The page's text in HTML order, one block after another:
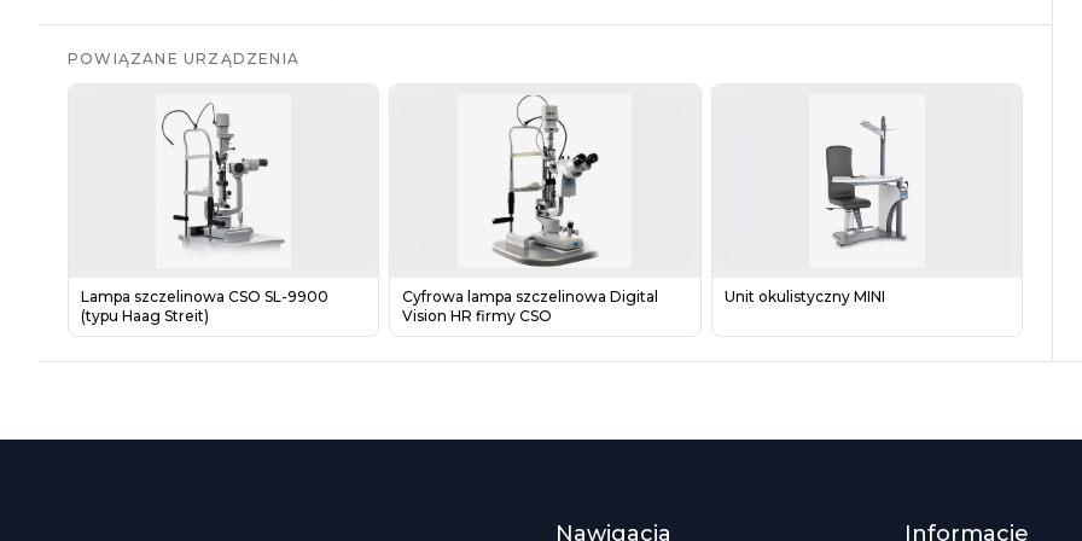
POWIĄZANE URZĄDZENIA
Lampa szczelinowa CSO SL-9900
(typu Haag Streit)
Cyfrowa lampa szczelinowa Digital
Vision HR firmy CSO
Unit okulistyczny MINI
Nawigacja Informacje